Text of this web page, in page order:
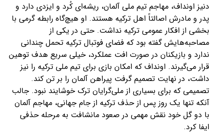
دنیز اونداف، مهاجم تیم ملی آلمان، ریشه‌ای کُرد و ایزدی دارد و
پدر و مادرش اصالتاً اهل ترکیه هستند. او هیچ‌گاه رابطه گرمی با
بخشی از افکار عمومی ترکیه نداشت. حتی در یکی از
مصاحبه‌هایش گفته بود که فضای فوتبال ترکیه تحمل چندانی
ندارد و بازیکنان در صورت افت عملکرد، خیلی سریع هدف توهین
قرار می‌گیرند. اونداف که امکان بازی برای تیم ملی ترکیه را نیز
داشت، در نهایت تصمیم گرفت پیراهن آلمان را بر تن کند.
تصمیمی که برای بسیاری از ملی‌گرایان ترک خوشایند نبود. جالب
آنکه تنها یک روز پس از حذف ترکیه از جام جهانی، مهاجم آلمان
با دو گل خود نقش مهمی در صعود مانشافت به مرحله حذفی
ایفا کرد.